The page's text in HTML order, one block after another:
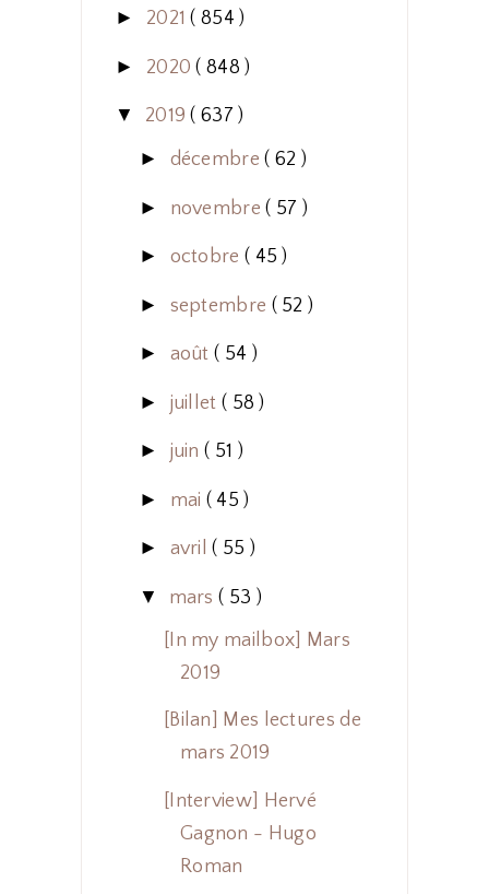
► 2021( 854 )
► 2020( 848 )
▼ 2019( 637 )
► décembre( 62 )
► novembre( 57 )
► octobre ( 45 )
► septembre ( 52 )
► août ( 54 )
► juillet ( 58 )
► juin ( 51 )
► mai ( 45 )
► avril( 55 )
▼ mars( 53 )
[In my mailbox] Mars
2019
[Bilan] Mes lectures de
mars 2019
[Interview] Hervé
Gagnon - Hugo
Roman